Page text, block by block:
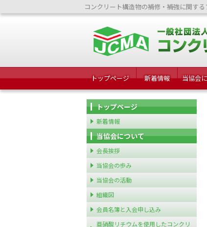
コンクリート構造物の補修・補強に関す
トップページ 新着情報 当協会
トップページ
新着情報
当協会について
会長挨拶
当協会の歩み
当協会の活動
組織図
会員名簿と入会申し込み
亜硝酸リチウムを使用したコンクリ